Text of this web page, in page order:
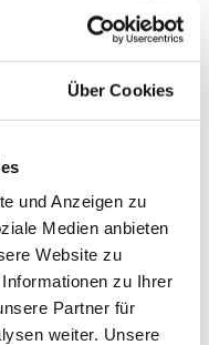
Über Cookies
und Anzeigen zu
Medien anbieten
Website zu
zu Ihrer
Partner für
weiter. Unsere
organic problems.
will find expert
them with
eliminate their
procedures are
at peace with the
women
genitalia
men
genitalia